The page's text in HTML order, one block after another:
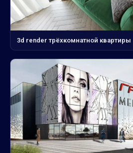
3d render трёхкомнатной квартиры